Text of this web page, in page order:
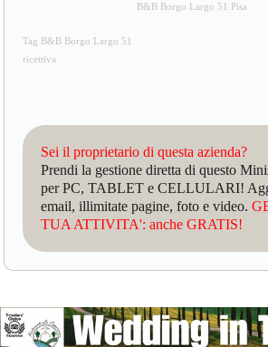
B&B Borgo Largo 51 Pisa
Tag B&B Borgo Largo 51
ricettiva
Sei il proprietario di questa azienda?
Prendi la gestione diretta di questo
per PC, TABLET e CELLULARI!
email, illimitate pagine, foto e video.
TUA ATTIVITA': anche GRATIS!